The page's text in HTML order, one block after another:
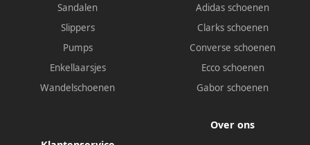
Sandalen
Slippers
Pumps
Enkellaarsjes
Wandelschoenen
Adidas schoenen
Clarks schoenen
Converse schoenen
Ecco schoenen
Gabor schoenen
Over ons